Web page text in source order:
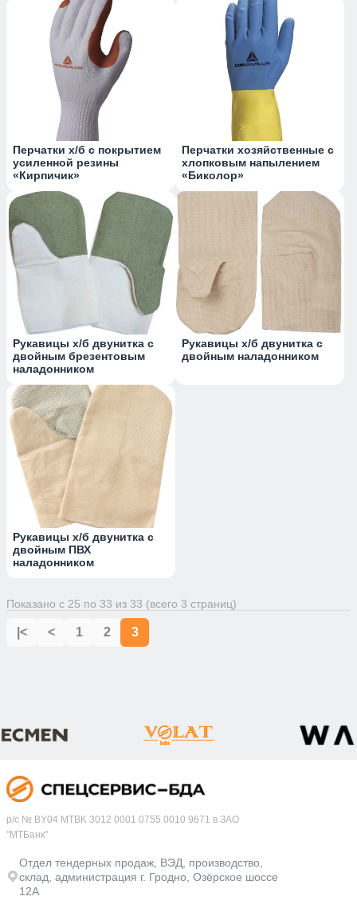
Перчатки х/б с покрытием
усиленной резины
«Кирпичик»
Перчатки хозяйственные с
хлопковым напылением
«Биколор»
Рукавицы х/б двунитка с
двойным брезентовым
наладонником
Рукавицы х/б двунитка с
двойным наладонником
Рукавицы х/б двунитка с
двойным ПВХ
наладонником
Показано с 25 по 33 из 33 (всего 3 страниц)
|< < 1 2 3
р/с № BY04 MTBK 3012 0001 0755 0010 9671 в ЗАО
"МТБанк"
Отдел тендерных продаж, ВЭД, производство,
склад, администрация г. Гродно, Озёрское шоссе
12А